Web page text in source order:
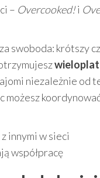
– Overcooked!i
swoboda: krótszy
niezależnie od
możesz
innymi w sieci
współpracę